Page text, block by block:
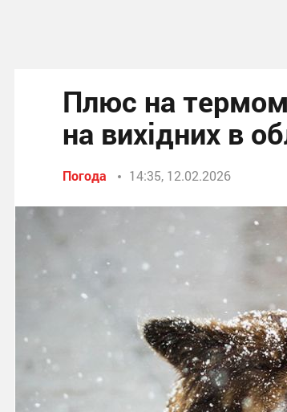
Плюс на
на вихідних в
Погода 14:35, 12.02.2026